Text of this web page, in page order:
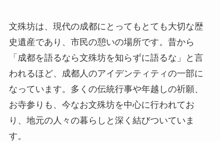
文殊坊は、現代の成都にとってもとても大切な歴
史遺産であり、市民の憩いの場所です。昔から
「成都を語るなら文殊坊を知らずに語るな」と言
われるほど、成都人のアイデンティティの一部に
なっています。多くの伝統行事や年越しの祈願、
お寺参りも、今なお文殊坊を中心に行われてお
り、地元の人々の暮らしと深く結びついていま
す。